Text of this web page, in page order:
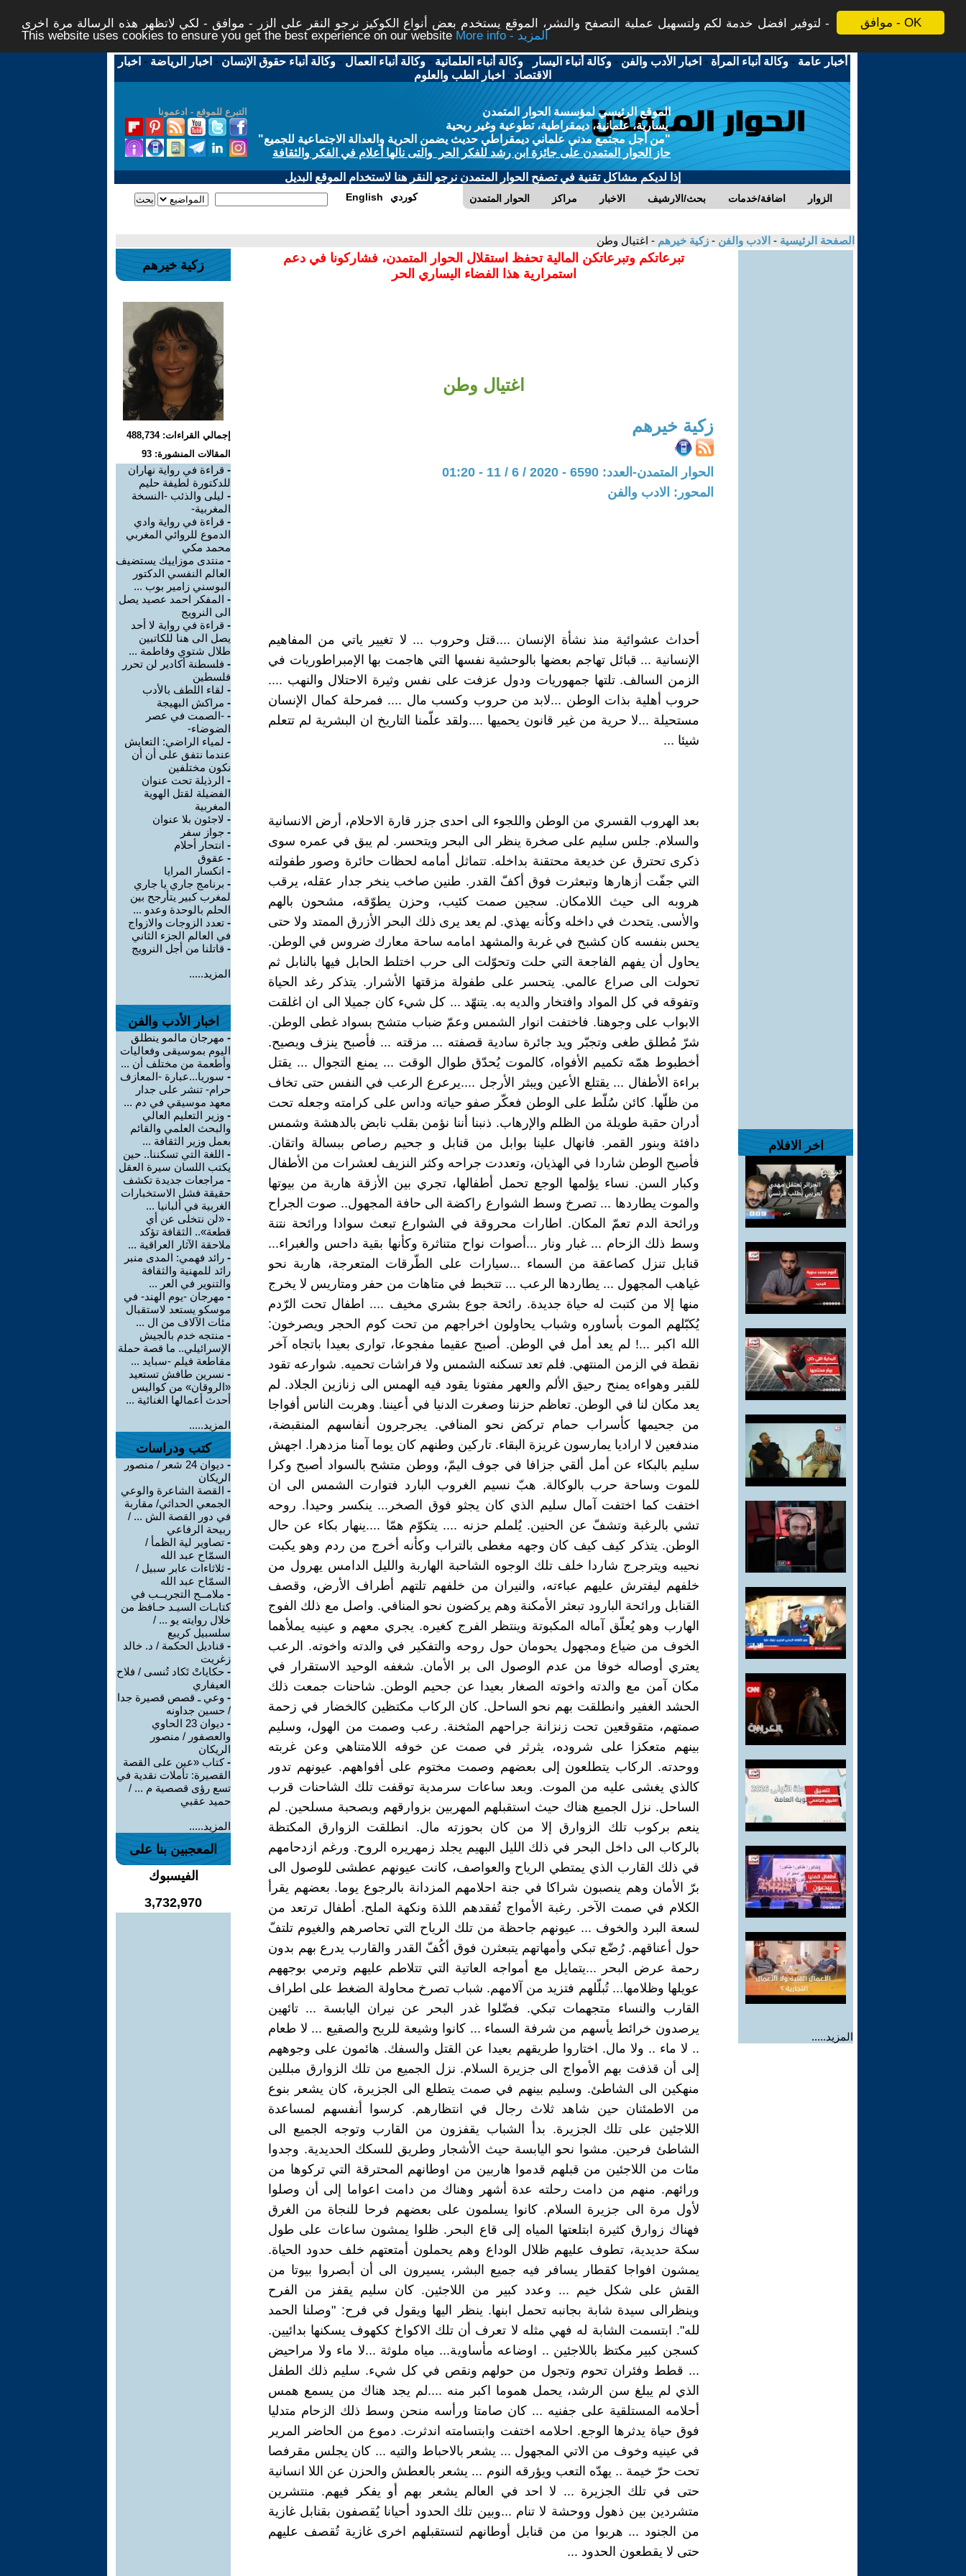
موافق - OK
لتوفير افضل خدمة لكم ولتسهيل عملية التصفح والنشر، الموقع يستخدم بعض أنواع الكوكيز نرجو النقر على الزر - موافق - لكي لاتظهر هذه الرسالة مرة اخرى -
This website uses cookies to ensure you get the best experience on our website
More info - المزيد
أخبار عامة -وكالة أنباء المرأة - اخبار الأدب والفن -وكالة أنباء اليسار -وكالة أنباء العلمانية -وكالة أنباء العمال -وكالة أنباء حقوق الإنسان - اخبار الرياضة - اخبار
الاقتصاد - اخبار الطب والعلوم
التبرع للموقع - ادعمونا
الموقع الرئيسي لمؤسسة الحوار المتمدن
يسارية، علمانية، ديمقراطية، تطوعية وغير ربحية
"من أجل مجتمع مدني علماني ديمقراطي حديث يضمن الحرية والعدالة الاجتماعية للجميع"
حاز الحوار المتمدن على جائزة ابن رشد للفكر الحر والتى نالها أعلام في الفكر والثقافة
إذا لديكم مشاكل تقنية في تصفح الحوار المتمدن نرجو النقر هنا لاستخدام الموقع البديل
الحوار المتمدن مراكز الاخبار بحث/الارشيف اضافة/خدمات الزوار English كوردي
الصفحة الرئيسية - الادب والفن - زكية خيرهم - اغتيال وطن
اخر الافلام
المزيد.....
تبرعاتكم وتبرعاتكن المالية تحفظ استقلال الحوار المتمدن، فشاركونا في دعم
استمرارية هذا الفضاء اليساري الحر
اغتيال وطن
زكية خيرهم
الحوار المتمدن-العدد: 6590 - 2020 / 6 / 11 - 01:20
المحور: الادب والفن
أحداث عشوائية منذ نشأة الإنسان ....قتل وحروب ... لا تغيير ياتي من المفاهيم
الإنسانية ... قبائل تهاجم بعضها بالوحشية نفسها التي هاجمت بها الإمبراطوريات في
الزمن السالف. تلتها جمهوريات ودول عزفت على نفس وثيرة الاحتلال والنهب ....
حروب أهلية بذات الوطن ...لابد من حروب وكسب مال .... فمرحلة كمال الإنسان
مستحيلة ...لا حرية من غير قانون يحميها ....ولقد علّمنا التاريخ ان البشرية لم تتعلم
شيئا ...
بعد الهروب القسري من الوطن واللجوء الى احدى جزر قارة الاحلام، أرض الانسانية
والسلام. جلس سليم على صخرة ينظر الى البحر ويتحسر. لم يبق في عمره سوى
ذكرى تحترق عن خديعة محتقنة بداخله. تتماثل أمامه لحظات حائرة وصور طفولته
التي جفّت أزهارها وتبعثرت فوق أكفّ القدر. طنين صاخب ينخر جدار عقله، يرقب
هروبه الى حيث اللامكان. سجين صمت كئيب، وحزن يطوّقه، مشحون بالهم
والأسى. يتحدث في داخله وكأنه يهذي. لم يعد يرى ذلك البحر الأزرق الممتد ولا حتى
يحس بنفسه كان كشبح في غربة والمشهد امامه ساحة معارك ضروس في الوطن.
يحاول أن يفهم الفاجعة التي حلت وتحوّلت الى حرب اختلط الحابل فيها بالنابل ثم
تحولت الى صراع عالمي. يتحسر على طفولة مزقتها الأشرار. يتذكر رغد الحياة
وتفوقه في كل المواد وافتخار والديه به. يتنهّد ... كل شيء كان جميلا الى ان اغلقت
الابواب على وجوهنا. فاختفت انوار الشمس وعمّ ضباب متشح بسواد غطى الوطن.
شرّ مُطلق طغى وتجبّر ويد جائرة سادية قصفته ... مزقته ... فأصبح ينزف ويصيح.
أخطبوط همّه تكميم الأفواه، كالموت يُحدّق طوال الوقت ... يمنع التجوال ... يقتل
براءة الأطفال ... يقتلع الأعين ويبثر الأرجل ....يرعرع الرعب في النفس حتى تخاف
من ظلّها. كائن سُلّط على الوطن فعكّر صفو حياته وداس على كرامته وجعله تحت
أدران حقبة طويلة من الظلم والإرهاب. ذنبنا أننا نؤمن بقلب نابض بالدهشة وشمس
دافئة وبنور القمر. فانهال علينا بوابل من قنابل و جحيم رصاص ببسالة واتقان.
فأصبح الوطن شاردا في الهذيان، وتعددت جراحه وكثر النزيف لعشرات من الأطفال
وكبار السن. نساء يؤلمها الوجع تحمل أطفالها، تجري بين الأزقة هاربة من بيوتها
والموت يطاردها ... تصرخ وسط الشوارع راكضة الى حافة المجهول.. صوت الجراح
ورائحة الدم تعمّ المكان. اطارات محروقة في الشوارع تبعث سوادا ورائحة نتنة
وسط ذلك الزحام ... غبار ونار ...أصوات نواح متناثرة وكأنها بقية داحس والغبراء...
قنابل تنزل كصاعقة من السماء ...سيارات على الطّرقات المتعرجة، هاربة نحو
غياهب المجهول ... يطاردها الرعب ... تتخبط في متاهات من حفر ومتاريس لا يخرج
منها إلا من كتبت له حياة جديدة. رائحة جوع بشري مخيف .... اطفال تحت الرّدم
يُكبّلهم الموت بأساوره وشباب يحاولون اخراجهم من تحت كوم الحجر ويصرخون:
الله اكبر ...! لم يعد أمل في الوطن. أصبح عقيما مفجوعا، توارى بعيدا باتجاه آخر
نقطة في الزمن المنتهي. فلم تعد تسكنه الشمس ولا فراشات تحميه. شوارعه تقود
للقبر وهواءه يمنح رحيق الألم والعهر مفتونا يقود فيه الهمس الى زنازين الجلاد. لم
يعد مكان لنا في الوطن. تعاظم حزننا وصغرت الدنيا في أعيننا. وهربت الناس أفواجا
من جحيمها كأسراب حمام تركض نحو المنافي. يجرجرون أنفاسهم المنقبضة،
مندفعين لا اراديا يمارسون غريزة البقاء. تاركين وطنهم كان يوما آمنا مزدهرا. اجهش
سليم بالبكاء عن أمل ألقي جزافا في جوف اليمّ، ووطن متشح بالسواد أصبح وكرا
للموت وساحة حرب بالوكالة. هبّ نسيم الغروب البارد فتوارت الشمس الى ان
اختفت كما اختفت آمال سليم الذي كان يجثو فوق الصخر... ينكسر وحيدا. روحه
تشي بالرغبة وتشفّ عن الحنين. يُلملم حزنه .... يتكوّم همّا ....ينهار بكاء عن حال
الوطن. يتذكر كيف كيف كان وجهه مغطى بالتراب وكأنه أخرج من ردم وهو يكبت
نحيبه ويترجرج شاردا خلف تلك الوجوه الشاحبة الهاربة والليل الدامس يهرول من
خلفهم ليفترش عليهم عباءته، والنيران من خلفهم تلتهم أطراف الأرض، وقصف
القنابل ورائحة البارود تبعثر الأمكنة وهم يركضون نحو المنافي. واصل مع ذلك الفوج
الهارب وهو يُعلّق آماله المكبوتة وينتظر الفرج كغيره. يجري معهم و عينيه يملأهما
الخوف من ضياع ومجهول يحومان حول روحه والتفكير في والدته واخوته. الرعب
يعتري أوصاله خوفا من عدم الوصول الى بر الأمان. شغفه الوحيد الاستقرار في
مكان آمن مع والدته واخوته الصغار بعيدا عن جحيم الوطن. شاحنات جمعت ذلك
الحشد الغفير وانطلقت بهم نحو الساحل. كان الركاب مكتظين كالخضار في زحمة
صمتهم، متقوقعين تحت زنزانة جراحهم المثخنة. رعب وصمت من الهول، وسليم
بينهم متعكزا على شروده، يثرثر في صمت عن خوفه اللامتناهي وعن غربته
ووحدته. الركاب يتطلعون إلى بعضهم وصمت مختوم على أفواههم. عيونهم تدور
كالذي يغشى عليه من الموت. وبعد ساعات سرمدية توقفت تلك الشاحنات قرب
الساحل. نزل الجميع هناك حيث استقبلهم المهربين بزوارقهم وبصحبة مسلحين. لم
ينعم بركوب تلك الزوارق إلا من كان بحوزته مال. انطلقت الزوارق المكتظة
بالركاب الى داخل البحر في ذلك الليل البهيم يجلد زمهريره الروح. ورغم ازدحامهم
في ذلك القارب الذي يمتطي الرياح والعواصف، كانت عيونهم عطشى للوصول الى
برّ الأمان وهم ينصبون شراكا في جنة احلامهم المزدانة بالرجوع يوما. بعضهم يقرأ
الكلام في صمت الآخر. رغبة الأمواج تُفقدهم اللذة ونكهة الملح. أطفال ترتعد من
لسعة البرد والخوف ... عيونهم جاحظة من تلك الرياح التي تحاصرهم والغيوم تلتفّ
حول أعناقهم. رُضّع تبكي وأمهاتهم يتبعثرن فوق أكُفّ القدر والقارب يدرع بهم بدون
رحمة عرض البحر ...يتمايل مع أمواجه العاتية التي تتلاطم عليهم وترمي بوجههم
عويلها وظلامها... تُبلّلهم فتزيد من آلامهم. شباب تصرخ محاولة الضغط على اطراف
القارب والنساء متجهمات تبكي. فضّلوا غدر البحر عن نيران اليابسة ... تائهين
يرصدون خرائط يأسهم من شرفة السماء ... كانوا وشيعة للريح والصقيع ... لا طعام
.. لا ماء .. ولا مال. اختاروا طريقهم بعيدا عن القتل والسفك. هائمون على وجوههم
إلى أن قذفت بهم الأمواج الى جزيرة السلام. نزل الجميع من تلك الزوارق مبللين
منهكين الى الشاطئ. وسليم بينهم في صمت يتطلع الى الجزيرة، كان يشعر بنوع
من الاطمئنان حين شاهد ثلاث رجال في انتظارهم. كرسوا أنفسهم لمساعدة
اللاجئين على تلك الجزيرة. بدأ الشباب يقفزون من القارب وتوجه الجميع الى
الشاطئ فرحين. مشوا نحو اليابسة حيث الأشجار وطريق للسكك الحديدية. وجدوا
مئات من اللاجئين من قبلهم قدموا هاربين من اوطانهم المحترقة التي تركوها من
ورائهم. منهم من دامت رحلته عدة أشهر وهناك من دامت اعواما إلى أن وصلوا
لأول مرة الى جزيرة السلام. كانوا يسلمون على بعضهم فرحا للنجاة من الغرق
فهناك زوارق كثيرة ابتلعتها المياه إلى قاع البحر. ظلوا يمشون ساعات على طول
سكة حديدية، تطوف عليهم ظلال الوداع وهم يحملون أمتعتهم خلف حدود الحياة.
يمشون افواجا كقطار يسافر فيه جميع البشر، يسيرون الى أن أبصروا بيوتا من
القش على شكل خيم ... وعدد كبير من اللاجئين. كان سليم يقفز من الفرح
وينظرالى سيدة شابة بجانبه تحمل ابنها. ينظر اليها ويقول في فرح: "وصلنا الحمد
لله". ابتسمت الشابة له فهي مثله لا تعرف أن تلك الاكواخ ككهوف يسكنها بدائيين.
كسجن كبير مكتظ باللاجئين .. اوضاعه مأساوية... مياه ملوثة ...لا ماء ولا مراحيض
... قطط وفئران تحوم وتجول من حولهم ونقص في كل شيء. سليم ذلك الطفل
الذي لم يبلغ سن الرشد، يحمل هموما اكبر منه ....لم يجد هناك من يسمع همس
أحلامه المستلقية على جفنيه ... كان صامتا ورأسه منحن وسط ذلك الزحام متدليا
فوق حياة يدثرها الوجع. احلامه اختفت وابتسامته اندثرت. دموع من الحاضر المرير
في عينيه وخوف من الاتي المجهول ... يشعر بالاحباط والتيه ... كان يجلس مقرفصا
تحت حرّ خيمة .. يهدّه التعب ويؤرقه النوم ... يشعر بالعطش والحزن عن اللا انسانية
حتى في تلك الجزيرة ... لا احد في العالم يشعر بهم أو يفكر فيهم. منتشرين
متشردين بين ذهول ووحشة لا تنام ...وبين تلك الحدود أحيانا يُقصفون بقنابل غازية
من الجنود ... هربوا من من قنابل أوطانهم لتستقبلهم اخرى غازية تُقصف عليهم
حتى لا يقطعون الحدود ...
زكية خيرهم
إجمالي القراءات: 488,734
المقالات المنشورة: 93
- قراءة في رواية نهاران
للدكتورة لطيفة حليم
- ليلى والذئب -النسخة
المغربية-
- قراءة في رواية وادي
الدموع للروائي المغربي
محمد مكي
- منتدى موزاييك يستضيف
العالم النفسي الدكتور
البوسني زامير بوب ...
- المفكر احمد عصيد يصل
الى النرويج
- قراءة في رواية لا أحد
يصل الى هنا للكاتبين
طلال شتوي وفاطمة ...
- فلسطنة أكادير لن تحرر
فلسطين
- لقاء اللطف بالأدب
- مراكش البهيجة
- -الصمت في عصر
الضوضاء-
- لمياء الراضي: التعايش
عندما نتفق على أن أن
نكون مختلفين
- الرذيلة تحت عنوان
الفضيلة لقتل الهوية
المغربية
- لاجئون بلا عنوان
- جواز سفر
- انتحار أحلام
- عقوق
- انكسار المرايا
- برنامج جاري يا جاري
لمغرب كبير يتأرجح بين
الحلم بالوحدة وعدو ...
- تعدد الزوجات والازواج
في العالم الجزء الثاني
- قاتلنا من أجل النرويج
المزيد.....
اخبار الأدب والفن
- مهرجان مالمو ينطلق
اليوم بموسيقى وفعاليات
وأطعمة من مختلف أن ...
- سوريا...عبارة -المعازف
حرام- تنشر على جدار
معهد موسيقي في دم ...
- وزير التعليم العالي
والبحث العلمي والقائم
بعمل وزير الثقافة ...
- اللغة التي تسكننا.. حين
يكتب اللسان سيرة العقل
- مراجعات جديدة تكشف
حقيقة فشل الاستخبارات
الغربية في ألبانيا ...
- «لن نتخلى عن أي
قطعة».. الثقافة تؤكد
ملاحقة الآثار العراقية ...
- رائد فهمي: المدى منبر
رائد للمهنية والثقافة
والتنوير في العر ...
- مهرجان -يوم الهند- في
موسكو يستعد لاستقبال
مئات الآلاف من ال ...
- منتجه خدم بالجيش
الإسرائيلي.. ما قصة حملة
مقاطعة فيلم -سبايد ...
- نسرين طافش تستعيد
«الروقان» من كواليس
أحدث أعمالها الغنائية ...
المزيد.....
كتب ودراسات
-
ديوان 24 شعر / منصور
الريكان
- القصة الشاعرة والوعي
الجمعي الحداثي/ مقاربة
في دور القصة الش ... /
ربيحة الرفاعي
- تصاوير لية الظمأ /
السمّاح عبد الله
- ثلاثاءات عابر سبيل /
السمّاح عبد الله
- ملامــح التجريــب في
كتابـات السيـد حـافظ من
خلال روايته يو ... /
سلسبيل كريبع
- قناديل الحكمة / د. خالد
زغريت
- حكاياتْ تَكاد تُنسى / فلاح
العيفاري
- وعي ـ قصص قصيرة جدا
/ حسين جداونه
-
ديوان 23 الحاوي
والعصفور / منصور
الريكان
-كتاب «عين على القصة
القصيرة: تأملات نقدية في
تسع رؤى قصصية م ... /
حميد عقبي
المزيد.....
المعجبين بنا على
الفيسبوك
3,732,970